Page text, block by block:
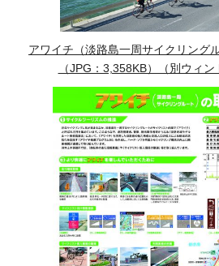
アワイチ（淡路島一周サイクリング
（JPG：3,358KB）（別ウィン